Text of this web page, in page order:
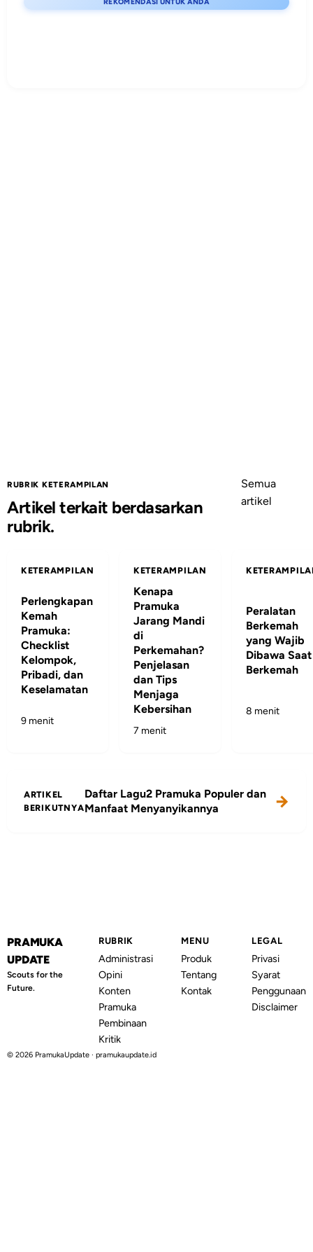
REKOMENDASI UNTUK ANDA
RUBRIK KETERAMPILAN
Artikel terkait berdasarkan
rubrik.
Semua
artikel
KETERAMPILAN
Perlengkapan
Kemah
Pramuka:
Checklist
Kelompok,
Pribadi, dan
Keselamatan
9 menit
KETERAMPILAN
Kenapa
Pramuka
Jarang Mandi
di
Perkemahan?
Penjelasan
dan Tips
Menjaga
Kebersihan
7 menit
Peralatan
Berkemah
yang Wajib
Dibawa Saat
Berkemah
8 menit
ARTIKEL
BERIKUTNYA
Daftar Lagu2 Pramuka Populer dan
Manfaat Menyanyikannya
PRAMUKA
UPDATE
Scouts for the
Future.
RUBRIK
Administrasi
Opini
Konten
Pramuka
Pembinaan
Kritik
MENU
Produk
Tentang
Kontak
LEGAL
Privasi
Syarat
Penggunaan
Disclaimer
© 2026 PramukaUpdate · pramukaupdate.id